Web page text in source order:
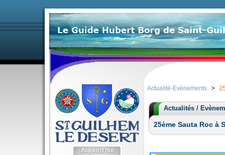
Actualité-Evènements>
Actualités /
25ème Sauta Roc à